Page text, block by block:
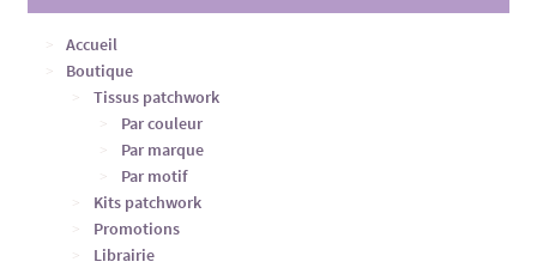
Accueil
Boutique
Tissus patchwork
Par couleur
Par marque
Par motif
Kits patchwork
Promotions
Librairie